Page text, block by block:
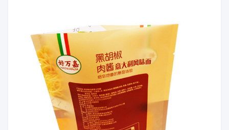
سماكة
50-140
ميكرومتر
± 5٪
عرض
100 مم
～ 1200
مم
0 ～ + 10 مم
طول
متطلبات
العميل
0 ～ + 10 مم